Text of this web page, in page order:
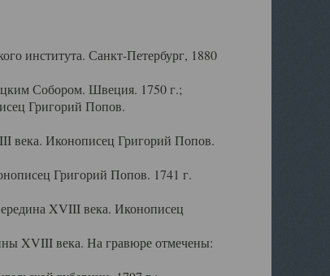
института. Санкт-Петербург, 1880
Собором. Швеция. 1750 г.;
Григорий Попов.
века. Иконописец Григорий Попов.
Григорий Попов. 1741 г.
XVIII века. Иконописец
XVIII века. На гравюре отмечены: